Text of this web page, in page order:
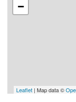
−
Leaflet | Map data ©